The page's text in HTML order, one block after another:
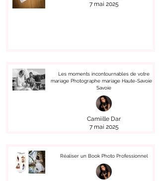
7 mai 2025
Les moments incontournables de votre
mariage Photographe mariage Haute-Savoie &
Savoie
Camiille Dar
7 mai 2025
Réaliser un Book Photo Professionnel